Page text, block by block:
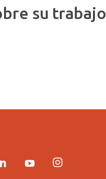
su trabajo
YouTubeInstagram